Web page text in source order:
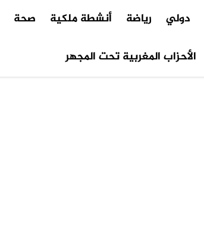
دولي رياضة أنشطة ملكية صحة
الأحزاب المغربية تحت المجهر